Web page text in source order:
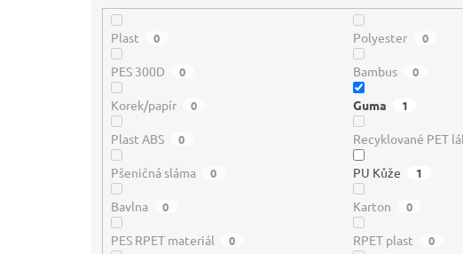
Plast 0 Polyester 0
PES 300D 0 Bambus 0
Korek/papír 0 Guma 1
Plast ABS 0 Recyklované PET
Pšeničná sláma 0 PU Kůže 1
Bavlna 0 Karton 0
PES RPET materiál 0 RPET plast 0